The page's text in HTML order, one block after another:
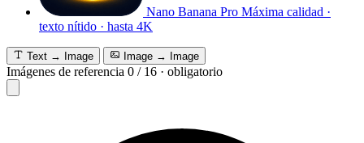
Nano Banana Pro Máxima calidad ·
texto nítido · hasta 4K
Text → Image Image → Image
Imágenes de referencia 0 / 16 · obligatorio